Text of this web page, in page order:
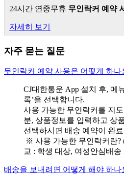
24시간 연중무휴 무인락커 예약
자세히 보기
자주 묻는 질문
무인락커 예약 사용은 어떻게 하나
CJ대한통운 App 설치 후, 메
록’을 선택합니다.
사용 가능한 무인락커를 지
분, 상품정보를 입력하고 상
선택하시면 배송 예약이 완
※ 사용 가능한 무인락커란?
교 : 학생 대상, 여성안심배
배송을 보내려면 어떻게 해야 하나